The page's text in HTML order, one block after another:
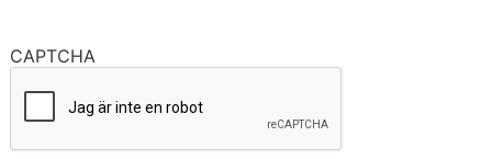
CAPTCHA